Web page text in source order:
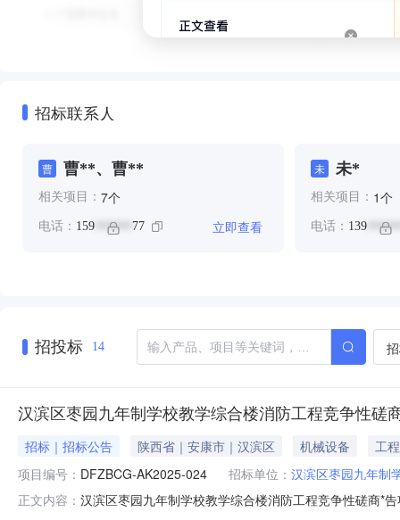
招标联系人
曹 曹**、曹**
相关项目： 7个
电话： 159 ****** 77 立即查看
未 未*
相关项目： 1个
电话： 139
招投标 14
汉滨区枣园九年制学校教学综合楼消防工程竞争性磋
招标｜招标公告 陕西省｜安康市｜汉滨区 机械设备
工程
项目编号： DFZBCG-AK2025-024 招标单位： 汉滨区枣园九年制
正文内容： 汉滨区枣园九年制学校教学综合楼消防工程竞争性磋商*